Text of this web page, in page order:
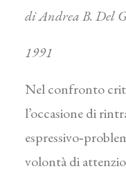
di Andrea B. Del
1991
Nel confronto
l’occasione di
volontà di